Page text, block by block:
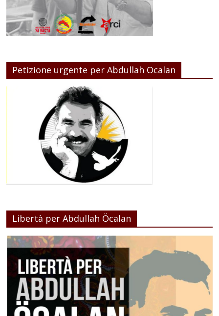
Petizione urgente per Abdullah Ocalan
Libertà per Abdullah Öcalan